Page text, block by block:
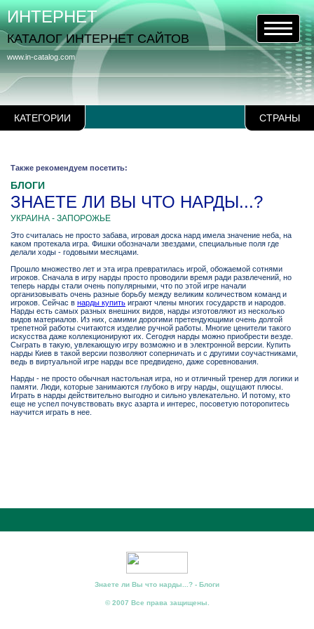
КАТЕГОРИИ СТРАНЫ
www.in-catalog.com
ИНТЕРНЕТ
КАТАЛОГ ИНТЕРНЕТ САЙТОВ
Также рекомендуем посетить:
БЛОГИ
ЗНАЕТЕ ЛИ ВЫ ЧТО НАРДЫ...?
УКРАИНА - ЗАПОРОЖЬЕ
Это считалась не просто забава, игровая доска нард имела значение неба, на
каком протекала игра. Фишки обозначали звездами, специальные поля где
делали ходы - годовыми месяцами.
Прошло множество лет и эта игра превратилась игрой, обожаемой сотнями
игроков. Сначала в игру нарды просто проводили время ради развлечений, но
теперь нарды стали очень популярными, что по этой игре начали
организовывать очень разные борьбу между великим количеством команд и
игроков. Сейчас в нарды купить играют члены многих государств и народов.
Нарды есть самых разных внешних видов, нарды изготовляют из несколько
видов материалов. Из них, самими дорогими претендующими очень долгой
трепетной работы считаются изделие ручной работы. Многие ценители такого
искусства даже коллекционируют их. Сегодня нарды можно приобрести везде.
Сыграть в такую, увлекающую игру возможно и в электронной версии. Купить
нарды Киев в такой версии позволяют соперничать и с другими соучастниками,
ведь в виртуальной игре нарды все предвидено, даже соревнования.
Нарды - не просто обычная настольная игра, но и отличный тренер для логики и
памяти. Люди, которые занимаются глубоко в игру нарды, ощущают плюсы.
Играть в нарды действительно выгодно и сильно увлекательно. И потому, кто
еще не успел почувствовать вкус азарта и интерес, посоветую поторопитесь
научится играть в нее.
Знаете ли Вы что нарды...? - Блоги
© 2007 Все права защищены.